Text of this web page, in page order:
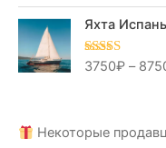
Яхта
Оценка
3750₽–
Некоторые